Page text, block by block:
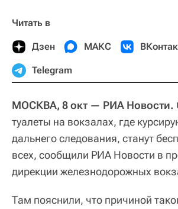
Читать в
Дзен МАКС
Telegram
МОСКВА, 8 окт — РИА Новости.
туалеты на вокзалах, где
дальнего следования, станут
всех, сообщили РИА Новости в
дирекции железнодорожных
Там пояснили, что причиной